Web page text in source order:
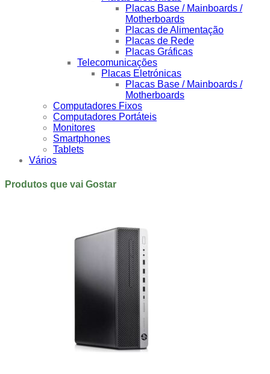
Placas Base / Mainboards /
Motherboards
Placas de Alimentação
Placas de Rede
Placas Gráficas
Telecomunicações
Placas Eletrónicas
Placas Base / Mainboards /
Motherboards
Computadores Fixos
Computadores Portáteis
Monitores
Smartphones
Tablets
Vários
Produtos que vai Gostar